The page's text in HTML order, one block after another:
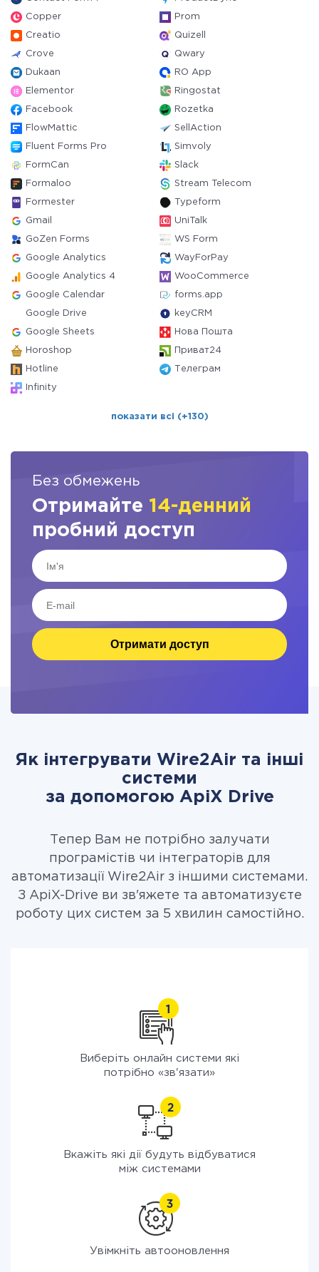
Copper Prom
Creatio Quizell
Crove Qwary
Dukaan RO App
Elementor Ringostat
Facebook Rozetka
FlowMattic SellAction
Fluent Forms Pro Simvoly
FormCan Slack
Formaloo Stream Telecom
Formester Typeform
Gmail UniTalk
GoZen Forms WS Form
Google Analytics WayForPay
Google Analytics 4 WooCommerce
Google Calendar forms.app
Google Drive keyCRM
Google Sheets Нова Пошта
Horoshop Приват24
Hotline Телеграм
Infinity
показати всі (+130)
Без обмежень
Отримайте 14-денний
пробний доступ
Отримати доступ
Як інтегрувати Wire2Air та інші
системи
за допомогою ApiX Drive
Тепер Вам не потрібно залучати
програмістів чи інтеграторів для
автоматизації Wire2Air з іншими системами.
З ApiX-Drive ви зв'яжете та автоматизуєте
роботу цих систем за 5 хвилин самостійно.
Виберіть онлайн системи які
потрібно «зв'язати»
Вкажіть які дії будуть відбуватися
між системами
Увімкніть автооновлення